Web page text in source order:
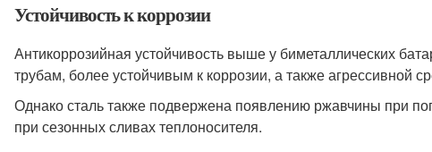
Устойчивость к коррозии
Антикоррозийная устойчивость выше у биметаллических
трубам, более устойчивым к коррозии, а также агрессивной
Однако сталь также подвержена появлению ржавчины при
при сезонных сливах теплоносителя.